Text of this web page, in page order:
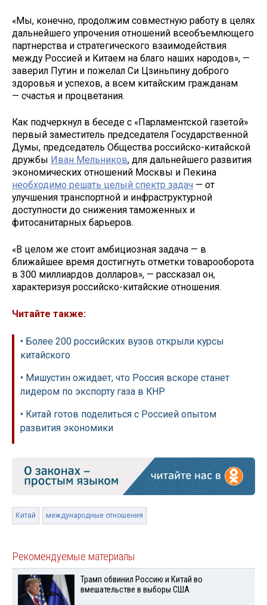
«Мы, конечно, продолжим совместную работу в целях
дальнейшего упрочения отношений всеобъемлющего
партнерства и стратегического взаимодействия
между Россией и Китаем на благо наших народов», —
заверил Путин и пожелал Си Цзиньпину доброго
здоровья и успехов, а всем китайским гражданам
— счастья и процветания.
Как подчеркнул в беседе с «Парламентской газетой»
первый заместитель председателя Государственной
Думы, председатель Общества российско-китайской
дружбы Иван Мельников, для дальнейшего развития
экономических отношений Москвы и Пекина
необходимо решать целый спектр задач — от
улучшения транспортной и инфраструктурной
доступности до снижения таможенных и
фитосанитарных барьеров.
«В целом же стоит амбициозная задача — в
ближайшее время достигнуть отметки товарооборота
в 300 миллиардов долларов», — рассказал он,
характеризуя российско-китайские отношения.
Читайте также:
• Более 200 российских вузов открыли курсы
китайского
• Мишустин ожидает, что Россия вскоре станет
лидером по экспорту газа в КНР
• Китай готов поделиться с Россией опытом
развития экономики
Китай международные отношения
Рекомендуемые материалы
Трамп обвинил Россию и Китай во
вмешательстве в выборы США